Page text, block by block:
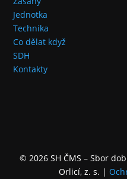
Jednotka
Technika
Co dělat když
SDH
Kontakty
© 2026 SH ČMS – Sbor
Orlicí, z. s. |